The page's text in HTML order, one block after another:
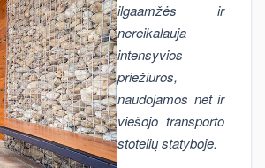
ilgaamžės ir
nereikalauja
intensyvios
priežiūros,
naudojamos net ir
viešojo transporto
stotelių statyboje.